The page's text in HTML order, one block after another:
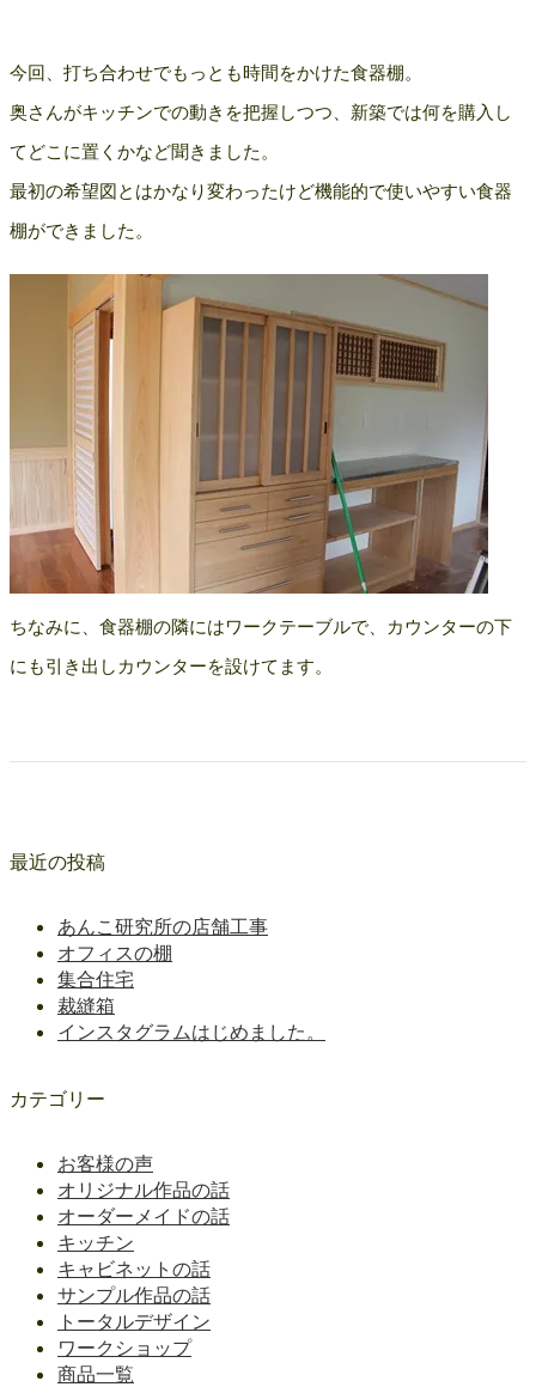
今回、打ち合わせでもっとも時間をかけた食器棚。
奥さんがキッチンでの動きを把握しつつ、新築では何を購入し
てどこに置くかなど聞きました。
最初の希望図とはかなり変わったけど機能的で使いやすい食器
棚ができました。
ちなみに、食器棚の隣にはワークテーブルで、カウンターの下
にも引き出しカウンターを設けてます。
最近の投稿
あんこ研究所の店舗工事
オフィスの棚
集合住宅
裁縫箱
インスタグラムはじめました。
カテゴリー
お客様の声
オリジナル作品の話
オーダーメイドの話
キッチン
キャビネットの話
サンプル作品の話
トータルデザイン
ワークショップ
商品一覧